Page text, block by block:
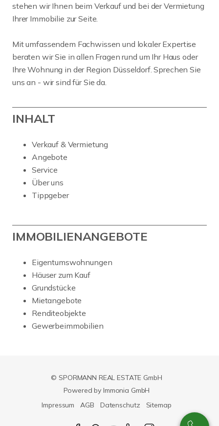
stehen wir Ihnen beim Verkauf und bei der Vermietung
Ihrer Immobilie zur Seite.
Mit umfassendem Fachwissen und lokaler Expertise
beraten wir Sie in allen Fragen rund um Ihr Haus oder
Ihre Wohnung in der Region Düsseldorf. Sprechen Sie
uns an - wir sind für Sie da.
INHALT
Verkauf & Vermietung
Angebote
Service
Über uns
Tippgeber
IMMOBILIENANGEBOTE
Eigentumswohnungen
Häuser zum Kauf
Grundstücke
Mietangebote
Renditeobjekte
Gewerbeimmobilien
© SPORMANN REAL ESTATE GmbH
Powered by Immonia GmbH
Impressum
AGB Datenschutz Sitemap